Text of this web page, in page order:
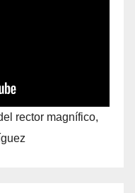
rector magnífico,